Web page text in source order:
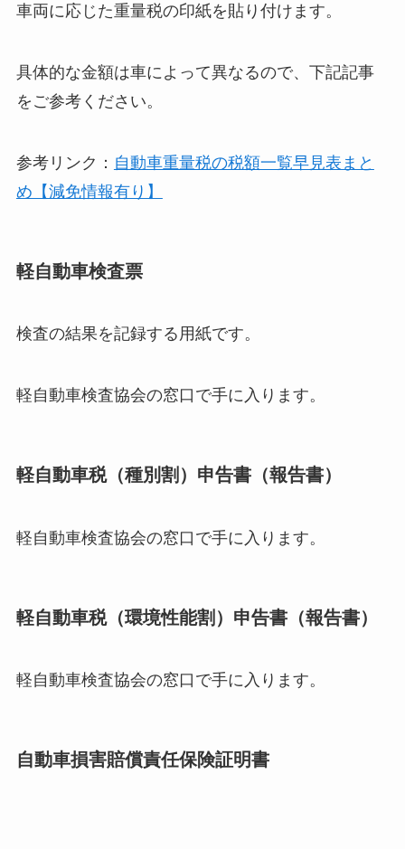
車両に応じた重量税の印紙を貼り付けます。
具体的な金額は車によって異なるので、下記記事
をご参考ください。
参考リンク： 自動車重量税の税額一覧早見表まと
め【減免情報有り】
軽自動車検査票
検査の結果を記録する用紙です。
軽自動車検査協会の窓口で手に入ります。
軽自動車税（種別割）申告書（報告書）
軽自動車検査協会の窓口で手に入ります。
軽自動車税（環境性能割）申告書（報告書）
軽自動車検査協会の窓口で手に入ります。
自動車損害賠償責任保険証明書